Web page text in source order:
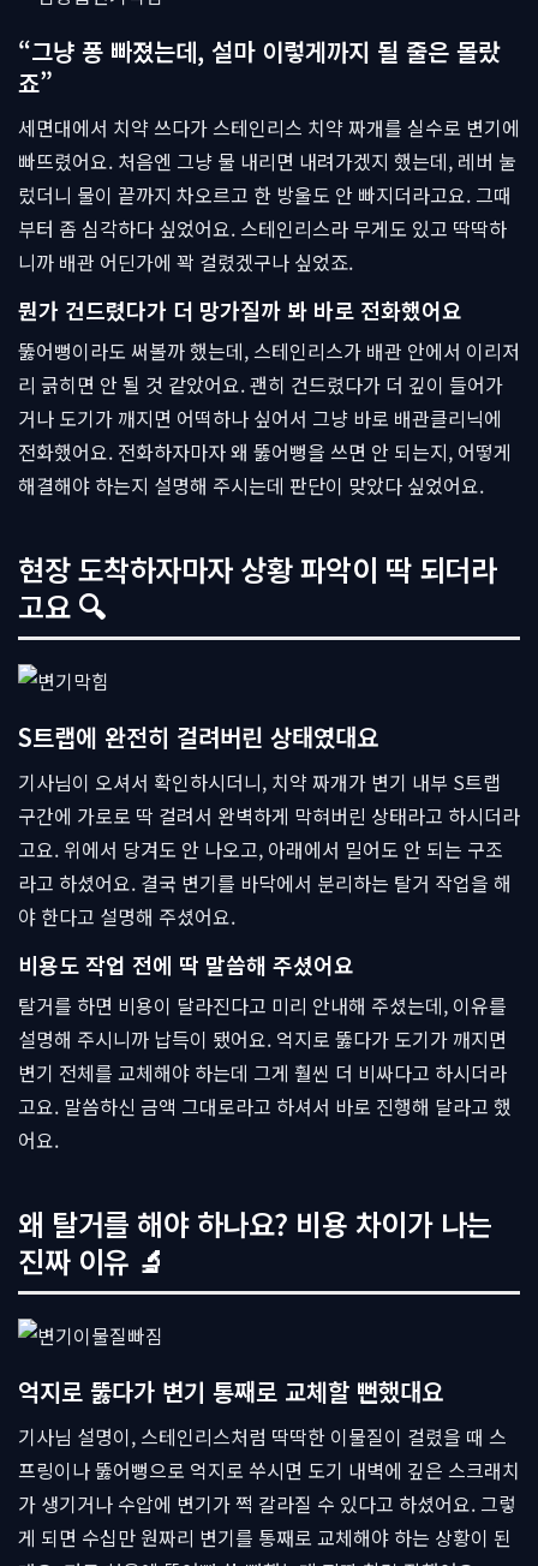
“그냥 퐁 빠졌는데, 설마 이렇게까지 될 줄은 몰랐
죠”
세면대에서 치약 쓰다가 스테인리스 치약 짜개를 실수로 변기에
빠뜨렸어요. 처음엔 그냥 물 내리면 내려가겠지 했는데, 레버 눌
렀더니 물이 끝까지 차오르고 한 방울도 안 빠지더라고요. 그때
부터 좀 심각하다 싶었어요. 스테인리스라 무게도 있고 딱딱하
니까 배관 어딘가에 꽉 걸렸겠구나 싶었죠.
뭔가 건드렸다가 더 망가질까 봐 바로 전화했어요
뚫어뻥이라도 써볼까 했는데, 스테인리스가 배관 안에서 이리저
리 긁히면 안 될 것 같았어요. 괜히 건드렸다가 더 깊이 들어가
거나 도기가 깨지면 어떡하나 싶어서 그냥 바로 배관클리닉에
전화했어요. 전화하자마자 왜 뚫어뻥을 쓰면 안 되는지, 어떻게
해결해야 하는지 설명해 주시는데 판단이 맞았다 싶었어요.
현장 도착하자마자 상황 파악이 딱 되더라
고요 🔍
S트랩에 완전히 걸려버린 상태였대요
기사님이 오셔서 확인하시더니, 치약 짜개가 변기 내부 S트랩
구간에 가로로 딱 걸려서 완벽하게 막혀버린 상태라고 하시더라
고요. 위에서 당겨도 안 나오고, 아래에서 밀어도 안 되는 구조
라고 하셨어요. 결국 변기를 바닥에서 분리하는 탈거 작업을 해
야 한다고 설명해 주셨어요.
비용도 작업 전에 딱 말씀해 주셨어요
탈거를 하면 비용이 달라진다고 미리 안내해 주셨는데, 이유를
설명해 주시니까 납득이 됐어요. 억지로 뚫다가 도기가 깨지면
변기 전체를 교체해야 하는데 그게 훨씬 더 비싸다고 하시더라
고요. 말씀하신 금액 그대로라고 하셔서 바로 진행해 달라고 했
어요.
왜 탈거를 해야 하나요? 비용 차이가 나는
진짜 이유 🔬
억지로 뚫다가 변기 통째로 교체할 뻔했대요
기사님 설명이, 스테인리스처럼 딱딱한 이물질이 걸렸을 때 스
프링이나 뚫어뻥으로 억지로 쑤시면 도기 내벽에 깊은 스크래치
가 생기거나 수압에 변기가 쩍 갈라질 수 있다고 하셨어요. 그렇
게 되면 수십만 원짜리 변기를 통째로 교체해야 하는 상황이 된